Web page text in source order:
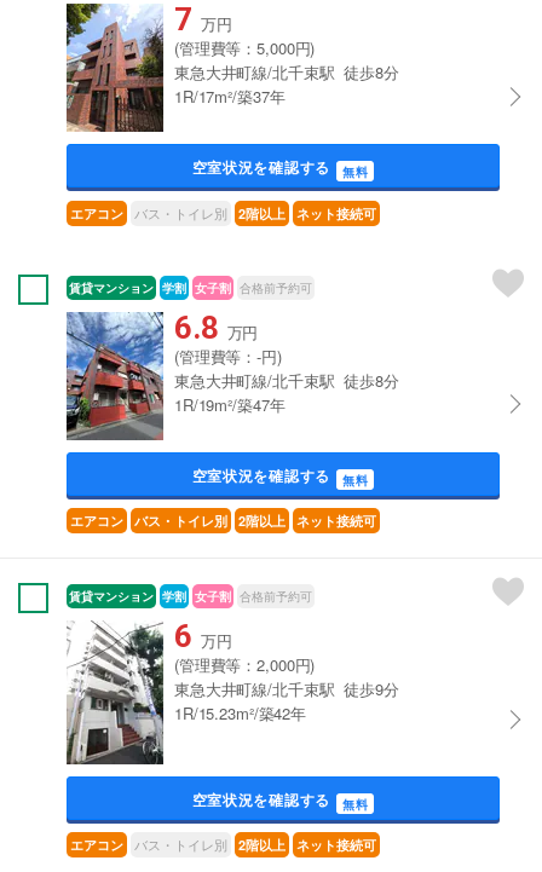
7 万円
(管理費等：5,000円)
東急大井町線/北千束駅 徒歩8分
1R/17m²/築37年
空室状況を確認する 無料
エアコン バス・トイレ別 2階以上 ネット接続可
賃貸マンション 学割 女子割 合格前予約可
6.8 万円
(管理費等：-円)
東急大井町線/北千束駅 徒歩8分
1R/19m²/築47年
空室状況を確認する 無料
エアコン バス・トイレ別 2階以上 ネット接続可
賃貸マンション 学割 女子割 合格前予約可
6 万円
(管理費等：2,000円)
東急大井町線/北千束駅 徒歩9分
1R/15.23m²/築42年
空室状況を確認する 無料
エアコン バス・トイレ別 2階以上 ネット接続可